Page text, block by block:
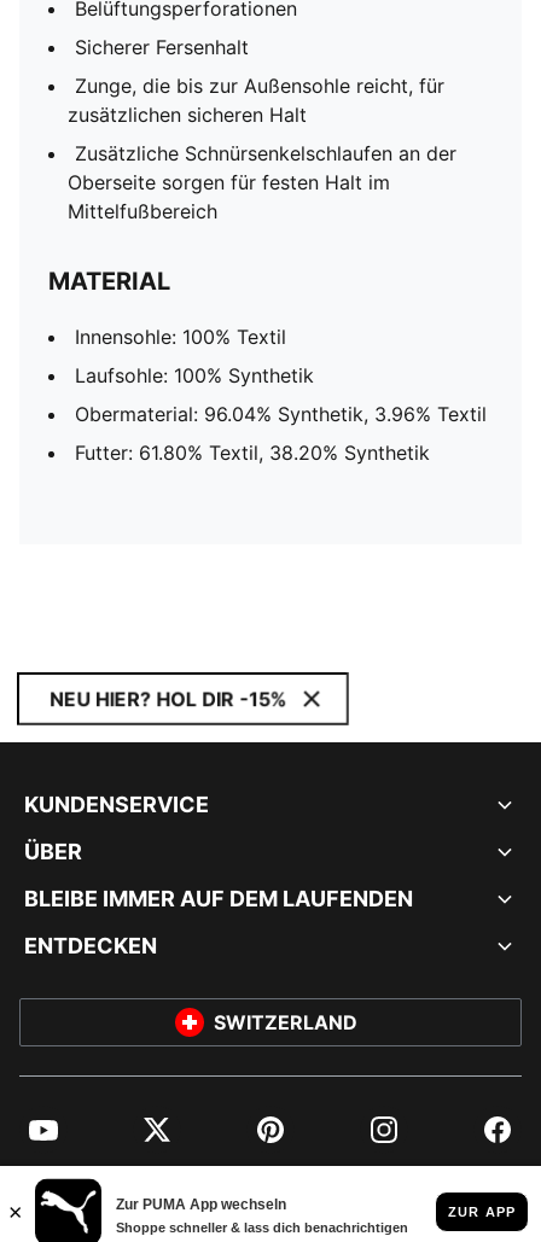
Belüftungsperforationen
Sicherer Fersenhalt
Zunge, die bis zur Außensohle reicht, für
zusätzlichen sicheren Halt
Zusätzliche Schnürsenkelschlaufen an der
Oberseite sorgen für festen Halt im
Mittelfußbereich
MATERIAL
Innensohle: 100% Textil
Laufsohle: 100% Synthetik
Obermaterial: 96.04% Synthetik, 3.96% Textil
Futter: 61.80% Textil, 38.20% Synthetik
NEU HIER? HOL DIR -15%
KUNDENSERVICE
ÜBER
BLEIBE IMMER AUF DEM LAUFENDEN
ENTDECKEN
SWITZERLAND
YouTube Twitter Pinterest Instagram
© PUMA EUROPE GMBH, 2026. ALLE RECHTE VORBEHALTEN
IMPRESSUM UND RECHTLICHE HINWEISE